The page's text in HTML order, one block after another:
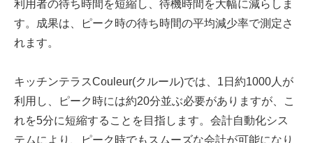
利用者の待ち時間を短縮し、待機時間を大幅に減らしま
す。成果は、ピーク時の待ち時間の平均減少率で測定さ
れます。
キッチンテラスCouleur(クルール)では、1日約1000人が
利用し、ピーク時には約20分並ぶ必要がありますが、こ
れを5分に短縮することを目指します。会計自動化シス
テムにより、ピーク時でもスムーズな会計が可能になり